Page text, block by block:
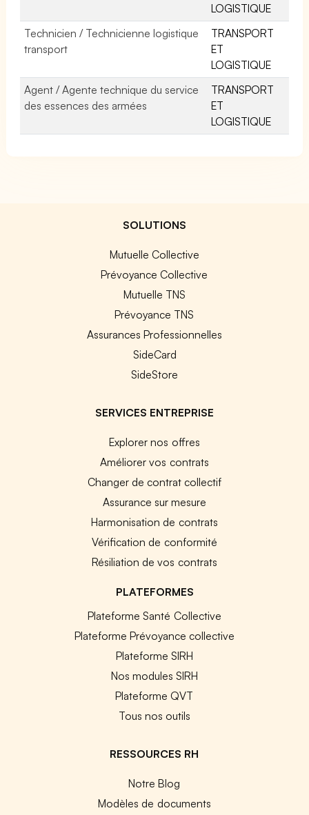
LOGISTIQUE
Technicien / Technicienne logistique
transport
TRANSPORT
ET
LOGISTIQUE
Agent / Agente technique du service
des essences des armées
TRANSPORT
ET
LOGISTIQUE
SOLUTIONS
Mutuelle Collective
Prévoyance Collective
Mutuelle TNS
Prévoyance TNS
Assurances Professionnelles
SideCard
SideStore
SERVICES ENTREPRISE
Explorer nos offres
Améliorer vos contrats
Changer de contrat collectif
Assurance sur mesure
Harmonisation de contrats
Vérification de conformité
Résiliation de vos contrats
PLATEFORMES
Plateforme Santé Collective
Plateforme Prévoyance collective
Plateforme SIRH
Nos modules SIRH
Plateforme QVT
Tous nos outils
RESSOURCES RH
Notre Blog
Modèles de documents